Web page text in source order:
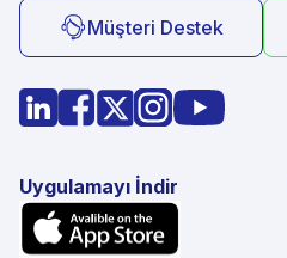
Müşteri Destek
Uygulamayı İndir